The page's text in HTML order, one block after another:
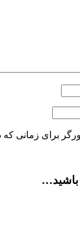
برای زمانی که